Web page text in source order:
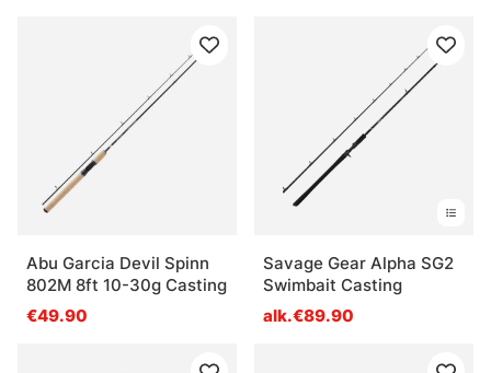
Abu Garcia Devil Spinn
802M 8ft 10-30g Casting
€49.90
Savage Gear Alpha SG2
Swimbait Casting
alk.€89.90